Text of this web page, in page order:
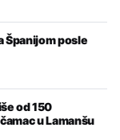
Španijom posle
od 150
u Lamanšu